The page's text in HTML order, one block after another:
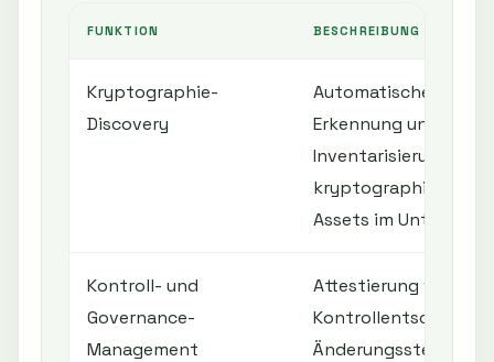
FUNKTION BESCHREIBUNG
Kryptographie-
Discovery
Automatische
Erkennung und
Inventarisierung aller
kryptographischen
Assets im
Kontroll- und
Governance-
Management
Attestierung von
Änderungssteuerung